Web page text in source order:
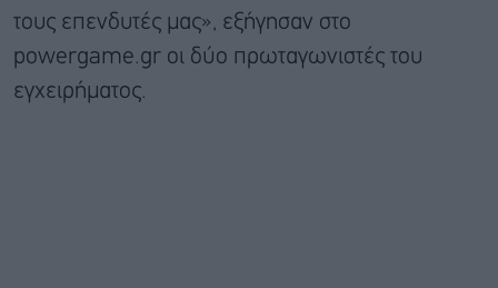
τους επενδυτές μας», εξήγησαν στο
powergame.gr οι δύο πρωταγωνιστές του
εγχειρήματος.